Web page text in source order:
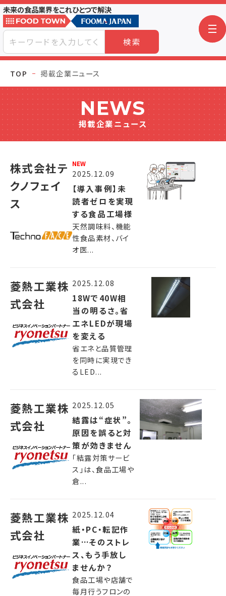
未来の食品業界をこれひとつで解決
検索
TOP 掲載企業ニュース
NEWS
掲載企業ニュース
株式会社テ
クノフェイ
ス
NEW
2025.12.09
【導入事例】未
読者ゼロを実現
する食品工場様
天然調味料、機能
性食品素材、バイ
オ医...
菱熱工業株
式会社
2025.12.08
18Wで40W相
当の明るさ。省
エネLEDが現場
を変える
省エネと品質管理
を同時に実現でき
るLED...
菱熱工業株
式会社
2025.12.05
結露は“症状”。
原因を誤ると対
策が効きません
「結露対策サービ
ス」は、食品工場や
倉...
菱熱工業株
式会社
2025.12.04
紙・PC・転記作
業…そのストレ
ス、もう手放し
ませんか？
食品工場や店舗で
毎月行うフロンの